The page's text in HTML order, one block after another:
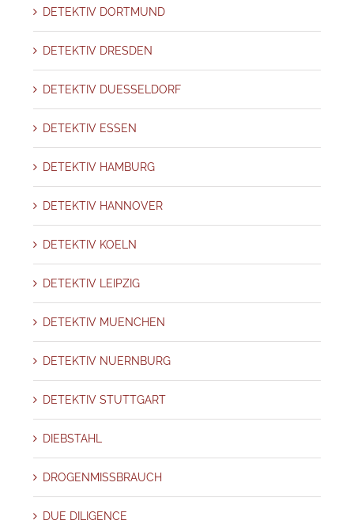
DETEKTIV DORTMUND
DETEKTIV DRESDEN
DETEKTIV DUESSELDORF
DETEKTIV ESSEN
DETEKTIV HAMBURG
DETEKTIV HANNOVER
DETEKTIV KOELN
DETEKTIV LEIPZIG
DETEKTIV MUENCHEN
DETEKTIV NUERNBURG
DETEKTIV STUTTGART
DIEBSTAHL
DROGENMISSBRAUCH
DUE DILIGENCE